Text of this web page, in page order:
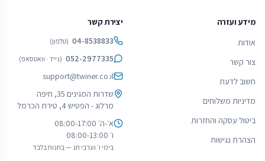
מידע ועזרה
אודות
צור קשר
חשוב לדעת
מדיניות משלוחים
ביטול עסקה והחזרות
הצהרת נגישות
יצירת קשר
04-8538833
(טלפון)
052-2977335
(נייד · וואטסאפ)
support@twiner.co.il
שדרות המגינים 35, חיפה
מרלוג - הפטיש 4, טירת הכרמל
א׳-ה׳ 08:00-17:00
ו׳ 08:00-13:00
בימי ו׳ וערבי חג — בחנות בלבד